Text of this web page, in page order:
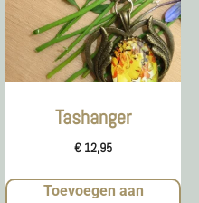
Tashanger
€ 12,95
Toevoegen aan